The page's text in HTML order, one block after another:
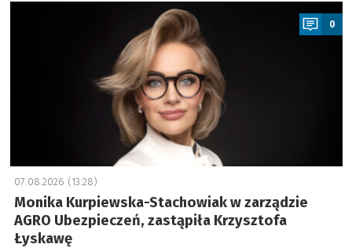
0
07.08.2026 (13:28)
Monika Kurpiewska-Stachowiak w zarządzie
AGRO Ubezpieczeń, zastąpiła Krzysztofa
Łyskawę